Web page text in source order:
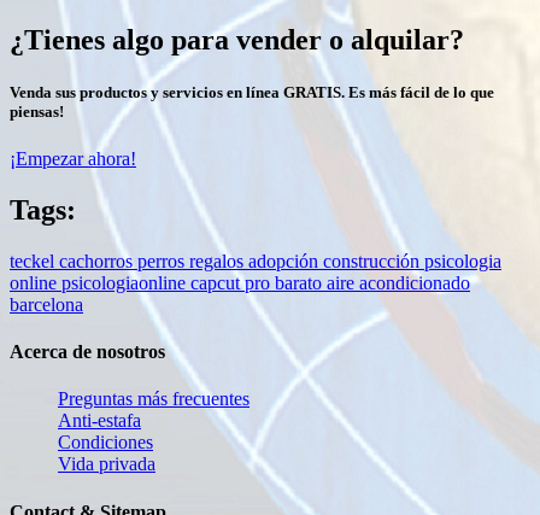
¿Tienes algo para vender o alquilar?
Venda sus productos y servicios en línea GRATIS. Es más fácil de lo que
piensas!
¡Empezar ahora!
Tags:
teckel cachorros perros regalos adopción construcción psicologia
online psicologiaonline capcut pro barato aire acondicionado
barcelona
Acerca de nosotros
Preguntas más frecuentes
Anti-estafa
Condiciones
Vida privada